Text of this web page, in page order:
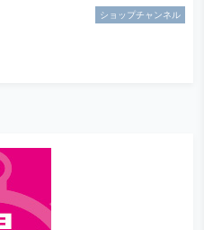
ショップチャンネル